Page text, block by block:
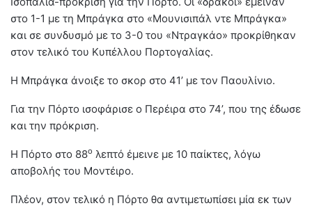
στο 1-1 με τη Μπράγκα στο «Μουνισιπάλ ντε Μπράγκα»
και σε συνδυσμό με το 3-0 του «Ντραγκάο» προκρίθηκαν
στον τελικό του Κυπέλλου Πορτογαλίας.
Η Μπράγκα άνοιξε το σκορ στο 41’ με τον Παουλίνιο.
Για την Πόρτο ισοφάρισε ο Περέιρα στο 74’, που της έδωσε
και την πρόκριση.
Η Πόρτο στο 88ο λεπτό έμεινε με 10 παίκτες, λόγω
αποβολής του Μοντέιρο.
Πλέον, στον τελικό η Πόρτο θα αντιμετωπίσει μία εκ των